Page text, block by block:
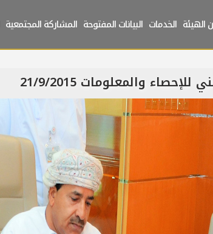
الهيئة الخدمات البيانات المفتوحة المشاركة المجتمعية
والمعلومات 21/9/2015